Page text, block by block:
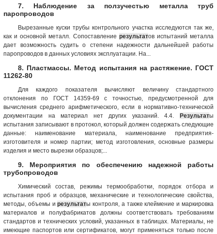
7. Наблюдение за ползучестью металла труб
паропроводов
Вырезанные куски трубы контрольного участка исследуются так же,
как и основной металл. Сопоставление результатов испытаний металла
дает возможность судить о степени надежности дальнейшей работы
паропроводов в данных условиях эксплуатации. На...
8. Пластмассы. Метод испытания на растяжение. ГОСТ
11262-80
Для каждого показателя вычисляют величину стандартного
отклонения по ГОСТ 14359-69 с точностью, предусмотренной для
вычисления среднего арифметического, если в нормативно-технической
документации на материал нет других указаний. 4.4. Результаты
испытания записывают в протокол, который должен содержать следующие
данные: наименование материала, наименование предприятия-
изготовителя и номер партии; метод изготовления, основные размеры
изделия и место вырезки образцов;...
9. Мероприятия по обеспечению надежной работы
трубопроводов
Химический состав, режимы термообработки, порядок отбора и
испытания проб и образцов, механические и технологические свойства,
методы, объемы ирезультаты контроля, а также клеймение и маркировка
материалов и полуфабрикатов должны соответствовать требованиям
стандартов и технических условий, указанных в таблицах. Материалы, не
имеющие паспортов или сертификатов, могут применяться только после